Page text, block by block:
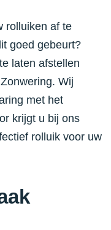
rolluiken af te
goed gebeurt?
laten afstellen
Wij
met het
krijgt u bij ons
rolluik voor uw